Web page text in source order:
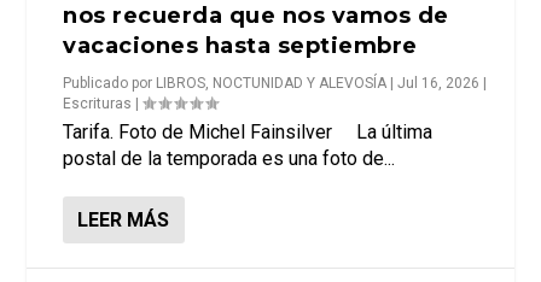
nos recuerda que nos vamos de
vacaciones hasta septiembre
Publicado por LIBROS, NOCTUNIDAD Y ALEVOSÍA |Jul 16, 2026 |
Escrituras |
Tarifa. Foto de Michel Fainsilver La última
postal de la temporada es una foto de...
LEER MÁS